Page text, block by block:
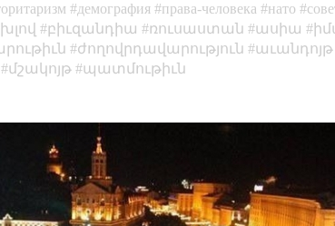
демография права-человека нато
բիւզանդիա ռուսաստան ասիա
ժողովրդավարություն աւանդոյթ
մշակոյթ
պատմութիւն